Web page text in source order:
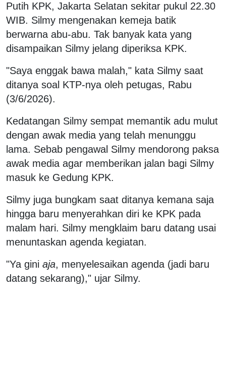
Putih KPK, Jakarta Selatan sekitar pukul 22.30
WIB. Silmy mengenakan kemeja batik
berwarna abu-abu. Tak banyak kata yang
disampaikan Silmy jelang diperiksa KPK.
"Saya enggak bawa malah," kata Silmy saat
ditanya soal KTP-nya oleh petugas, Rabu
(3/6/2026).
Kedatangan Silmy sempat memantik adu mulut
dengan awak media yang telah menunggu
lama. Sebab pengawal Silmy mendorong paksa
awak media agar memberikan jalan bagi Silmy
masuk ke Gedung KPK.
Silmy juga bungkam saat ditanya kemana saja
hingga baru menyerahkan diri ke KPK pada
malam hari. Silmy mengklaim baru datang usai
menuntaskan agenda kegiatan.
"Ya gini aja, menyelesaikan agenda (jadi baru
datang sekarang)," ujar Silmy.